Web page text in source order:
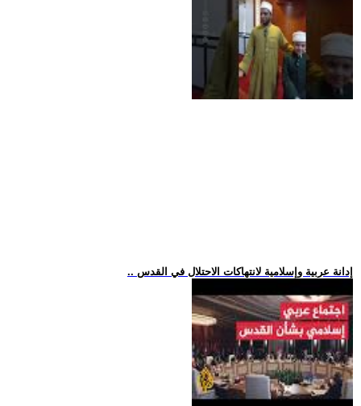
.. إدانة عربية وإسلامية لانتهاكات الاحتلال في القدس